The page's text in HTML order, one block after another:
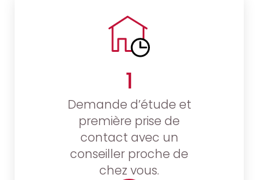
1
Demande d’étude et
première prise de
contact avec un
conseiller proche de
chez vous.